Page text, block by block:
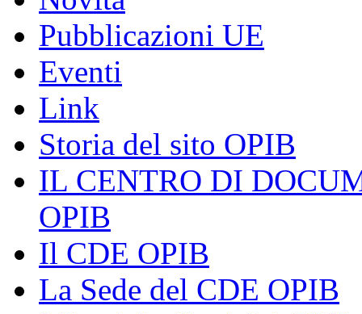
Pubblicazioni UE
Eventi
Link
Storia del sito OPIB
IL CENTRO DI
OPIB
Il CDE OPIB
La Sede del CDE OPIB